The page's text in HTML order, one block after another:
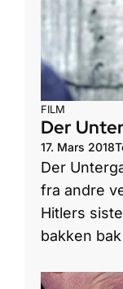
FILM
Der
17. Mars 2018
Der
fra andre
Hitlers
bakken bak